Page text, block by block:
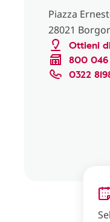
Piazza
28021
Ottieni
800 046
0322